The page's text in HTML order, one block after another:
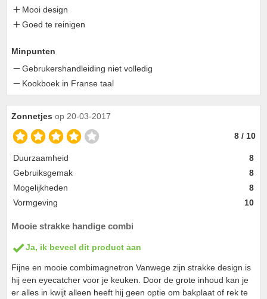
Mooi design
Goed te reinigen
Minpunten
Gebrukershandleiding niet volledig
Kookboek in Franse taal
Zonnetjes op 20-03-2017
8 / 10
Duurzaamheid
8
Gebruiksgemak
8
Mogelijkheden
8
Vormgeving
10
Mooie strakke handige combi
Ja, ik beveel dit product aan
Fijne en mooie combimagnetron Vanwege zijn strakke design is
hij een eyecatcher voor je keuken. Door de grote inhoud kan je
er alles in kwijt alleen heeft hij geen optie om bakplaat of rek te